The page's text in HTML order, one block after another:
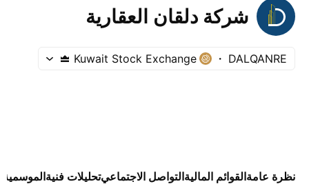
شركة دلقان العقارية
DALQANRE
Kuwait Stock Exchange
نظرة عامةالقوائم الماليةالتواصل الاجتماعيتحليلات فنيةالموسمية